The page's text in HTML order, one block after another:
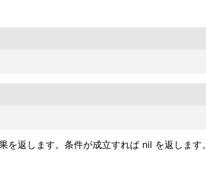
返します。条件が成立すれば nil を返します。